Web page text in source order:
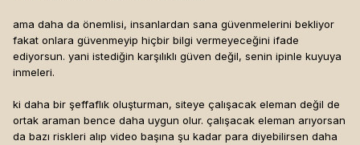
ama daha da önemlisi, insanlardan sana güvenmelerini bekliyor
fakat onlara güvenmeyip hiçbir bilgi vermeyeceğini ifade
ediyorsun. yani istediğin karşılıklı güven değil, senin ipinle kuyuya
inmeleri.
ki daha bir şeffaflık oluşturman, siteye çalışacak eleman değil de
ortak araman bence daha uygun olur. çalışacak eleman arıyorsan
da bazı riskleri alıp video başına şu kadar para diyebilirsen daha